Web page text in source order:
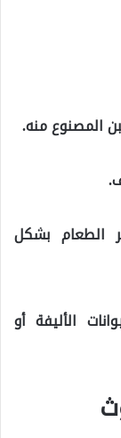
المصنوع منه.
الطعام بشكل
الأليفة أو